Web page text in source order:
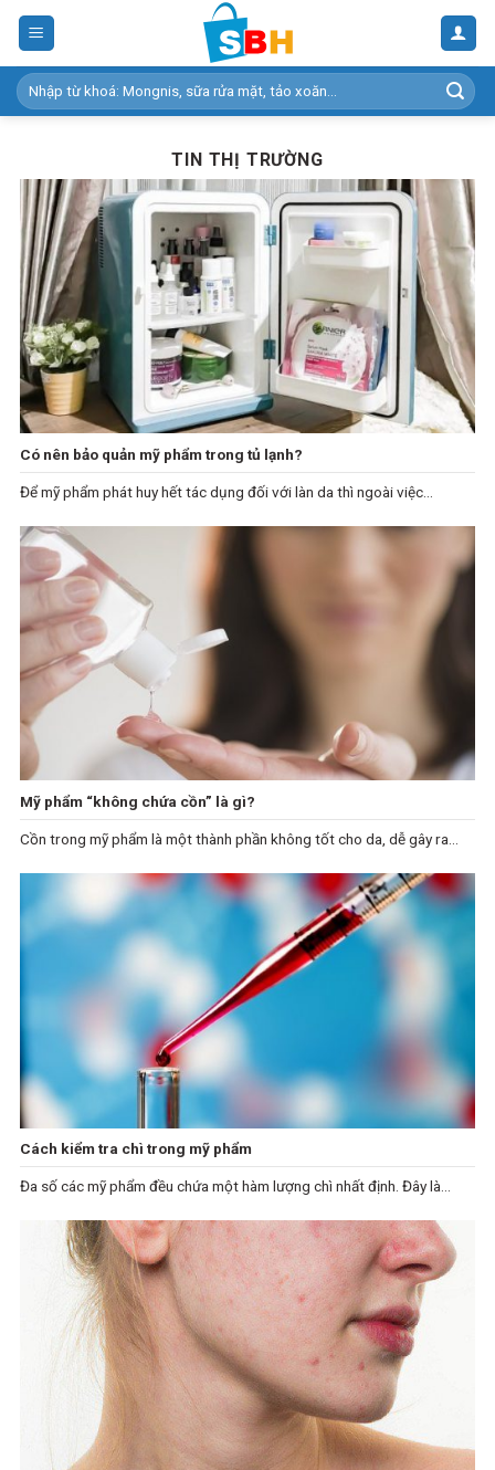
Skip
content
Tìm
kiếm:
TIN THỊ TRƯỜNG
Có nên bảo quản mỹ phẩm trong tủ lạnh?
Để mỹ phẩm phát huy hết tác dụng đối với làn da thì ngoài việc...
Mỹ phẩm “không chứa cồn” là gì?
Cồn trong mỹ phẩm là một thành phần không tốt cho da, dễ gây ra...
Cách kiểm tra chì trong mỹ phẩm
Đa số các mỹ phẩm đều chứa một hàm lượng chì nhất định. Đây là...